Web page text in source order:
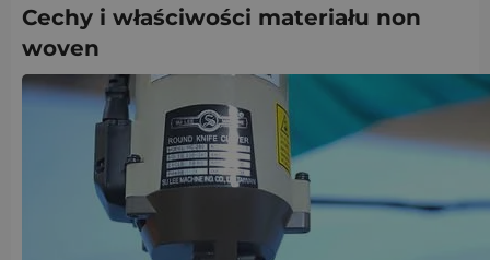
Cechy i właściwości materiału non
woven